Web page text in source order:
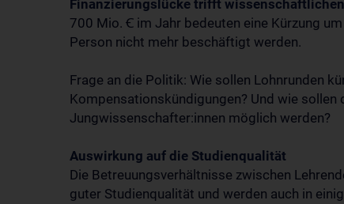
Finanzierungslücke trifft
700 Mio. Ꞓ im Jahr bedeuten eine Kürzung
Person nicht mehr beschäftigt werden.
Frage an die Politik: Wie sollen Lohnrunden
Kompensationskündigungen? Und wie
Jungwissenschafter:innen möglich werden?
Auswirkung auf die Studienqualität
Die Betreuungsverhältnisse zwischen
guter Studienqualität und werden auch in